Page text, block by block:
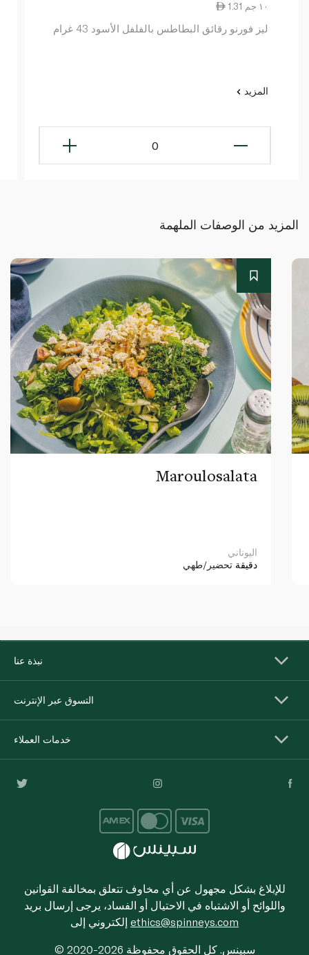
1.31 ١٠ جم
ليز فورنو رقائق البطاطس بالفلفل الأسود 43 غرام
المزيد
0
المزيد من الوصفات الملهمة
Maroulosalata
اليوناني
دقيقة تحضير/طهي
نبذة عنا
التسوق عبر الإنترنت
خدمات العملاء
للإبلاغ بشكل مجهول عن أي مخاوف تتعلق بمخالفة القوانين
واللوائح أو الاشتباه في الاحتيال أو الفساد، يرجى إرسال بريد
ethics@spinneys.com
© 2020-2026 سبينس. كل الحقوق محفوظة